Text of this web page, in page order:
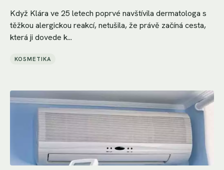
Když Klára ve 25 letech poprvé navštívila dermatologa s
těžkou alergickou reakcí, netušila, že právě začíná cesta,
která ji dovede k...
KOSMETIKA